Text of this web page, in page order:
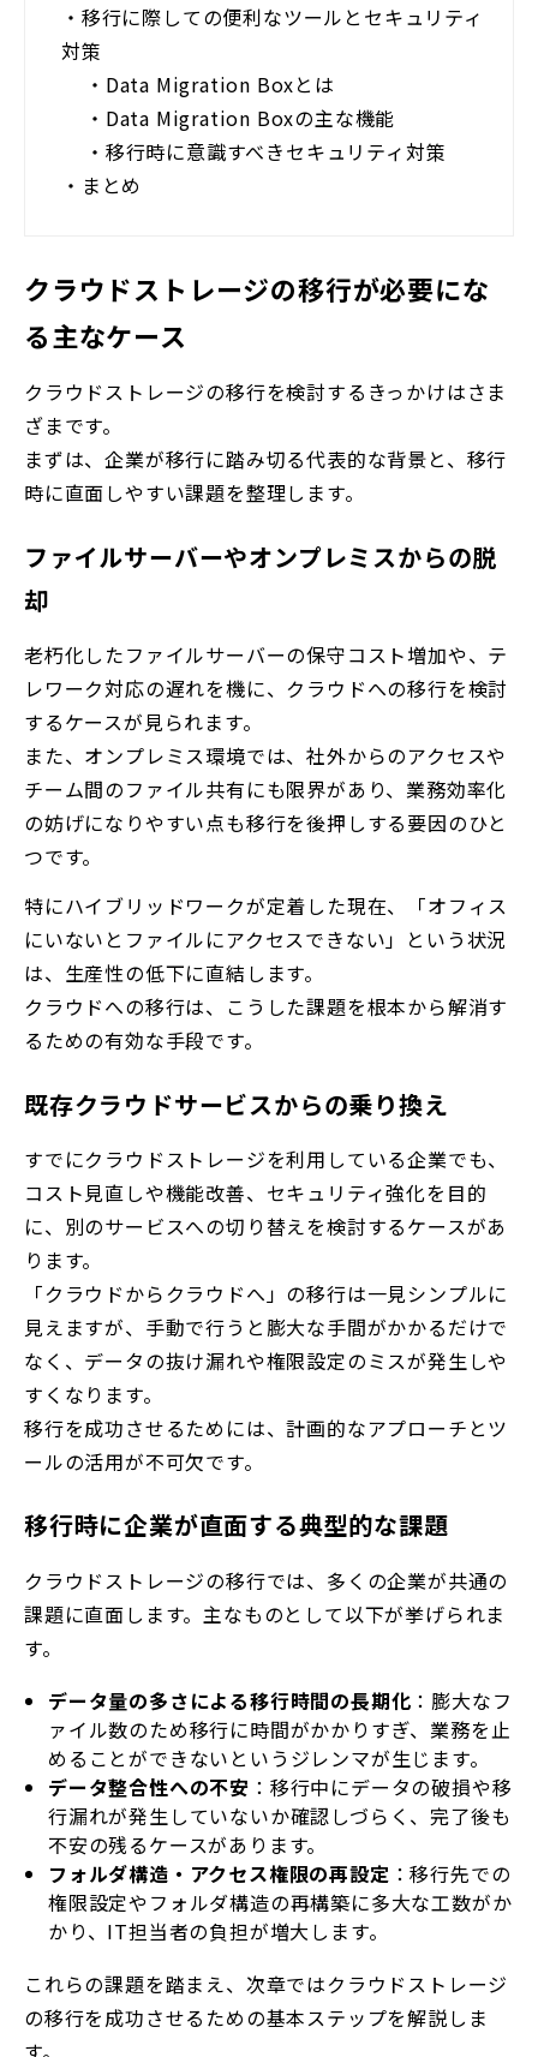
・ 移行に際しての便利なツールとセキュリティ
対策
・ Data Migration Boxとは
・ Data Migration Boxの主な機能
・ 移行時に意識すべきセキュリティ対策
・ まとめ
クラウドストレージの移行が必要にな
る主なケース
クラウドストレージの移行を検討するきっかけはさま
ざまです。
まずは、企業が移行に踏み切る代表的な背景と、移行
時に直面しやすい課題を整理します。
ファイルサーバーやオンプレミスからの脱
却
老朽化したファイルサーバーの保守コスト増加や、テ
レワーク対応の遅れを機に、クラウドへの移行を検討
するケースが見られます。
また、オンプレミス環境では、社外からのアクセスや
チーム間のファイル共有にも限界があり、業務効率化
の妨げになりやすい点も移行を後押しする要因のひと
つです。
特にハイブリッドワークが定着した現在、「オフィス
にいないとファイルにアクセスできない」という状況
は、生産性の低下に直結します。
クラウドへの移行は、こうした課題を根本から解消す
るための有効な手段です。
既存クラウドサービスからの乗り換え
すでにクラウドストレージを利用している企業でも、
コスト見直しや機能改善、セキュリティ強化を目的
に、別のサービスへの切り替えを検討するケースがあ
ります。
「クラウドからクラウドへ」の移行は一見シンプルに
見えますが、手動で行うと膨大な手間がかかるだけで
なく、データの抜け漏れや権限設定のミスが発生しや
すくなります。
移行を成功させるためには、計画的なアプローチとツ
ールの活用が不可欠です。
移行時に企業が直面する典型的な課題
クラウドストレージの移行では、多くの企業が共通の
課題に直面します。主なものとして以下が挙げられま
す。
データ量の多さによる移行時間の長期化 ：膨大なフ
ァイル数のため移行に時間がかかりすぎ、業務を止
めることができないというジレンマが生じます。
データ整合性への不安 ：移行中にデータの破損や移
行漏れが発生していないか確認しづらく、完了後も
不安の残るケースがあります。
フォルダ構造・アクセス権限の再設定 ：移行先での
権限設定やフォルダ構造の再構築に多大な工数がか
かり、IT担当者の負担が増大します。
これらの課題を踏まえ、次章ではクラウドストレージ
の移行を成功させるための基本ステップを解説しま
す。